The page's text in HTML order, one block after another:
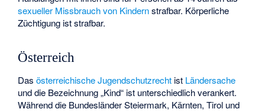
sexueller Missbrauch von Kindernstrafbar. Körperliche
Züchtigung ist strafbar.
Österreich
Dasösterreichische Jugendschutzrecht ist Ländersache
und die Bezeichnung „Kind“ ist unterschiedlich verankert.
Während die Bundesländer Steiermark, Kärnten, Tirol und